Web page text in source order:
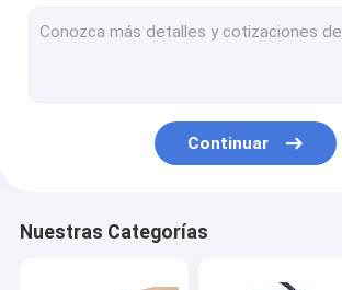
Célula de carga del perfil bajo
Continuar
Nuestras Categorías